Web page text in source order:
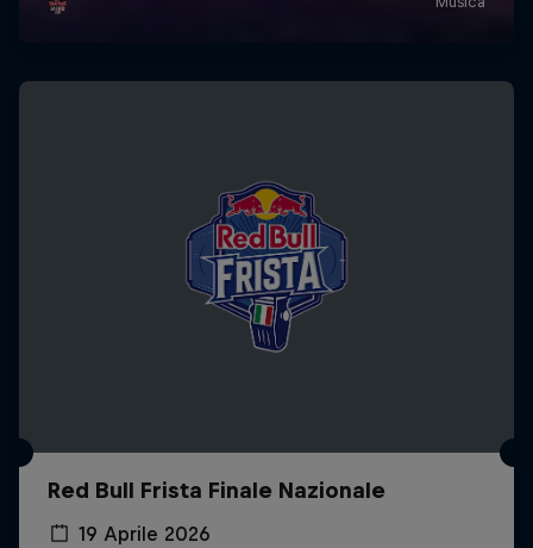
Red Bull Frista Finale Nazionale
19 Aprile 2026